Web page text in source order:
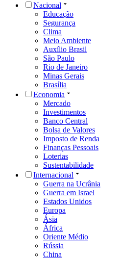
Nacional
Educação
Segurança
Clima
Meio Ambiente
Auxílio Brasil
São Paulo
Rio de Janeiro
Minas Gerais
Brasília
Economia
Mercado
Investimentos
Banco Central
Bolsa de Valores
Imposto de Renda
Finanças Pessoais
Loterias
Sustentabilidade
Internacional
Guerra na Ucrânia
Guerra em Israel
Estados Unidos
Europa
Ásia
África
Oriente Médio
Rússia
China